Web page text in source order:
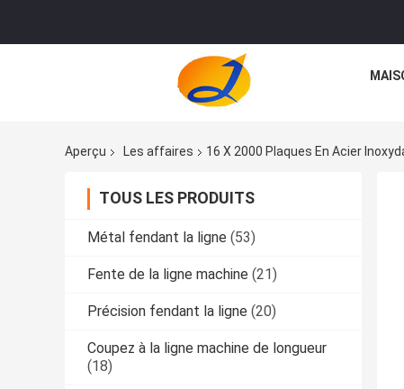
Aperçu Les affaires 16 X 2000 Plaques En Acier
TOUS LES PRODUITS
Métal fendant la ligne (53)
Fente de la ligne machine (21)
Précision fendant la ligne (20)
Coupez à la ligne machine de longueur
(18)